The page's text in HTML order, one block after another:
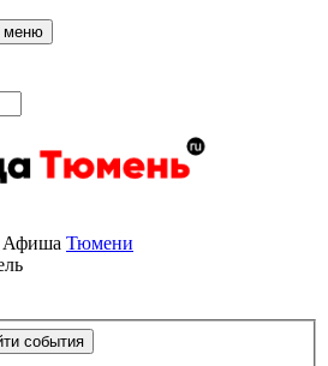
меню
Афиша Тюмени